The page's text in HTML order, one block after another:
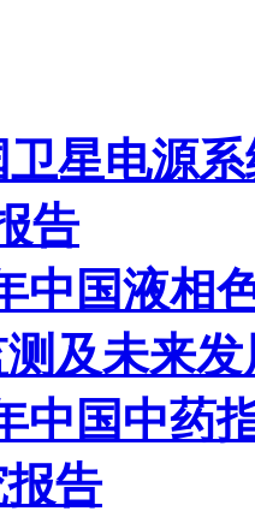
卫星电源
告
中国液相
及未来
中国中药
告